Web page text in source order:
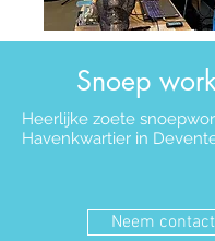
Snoep
Heerlijke zoete
Havenkwartier in
Neem